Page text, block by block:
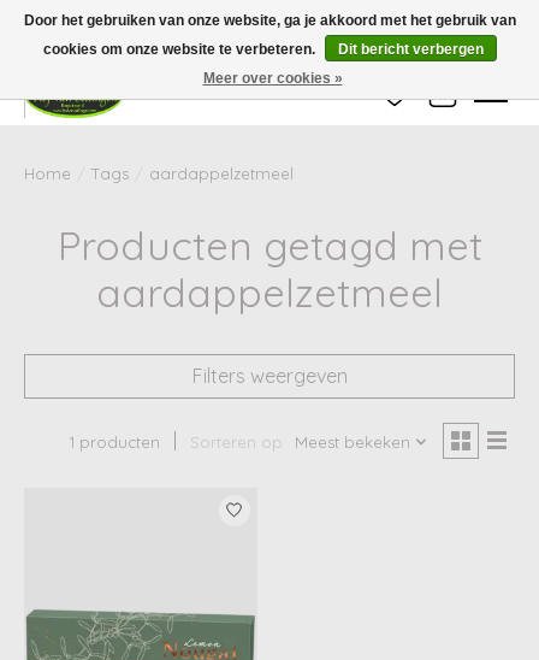
Wij zijn gesloten van 24 december tot en met 25 januari. Houd er rekening mee
dat de levertijd van uw bestelling in deze periode langer kan zijn dan
gebruikelijk.
Verlanglijst
Home Tags aardappelzetmeel
Producten getagd met
aardappelzetmeel
Filters weergeven
1 producten Sorteren op Meest bekeken
Door het gebruiken van onze website, ga je akkoord met het gebruik van
cookies om onze website te verbeteren.
Dit bericht verbergen
Meer over cookies »